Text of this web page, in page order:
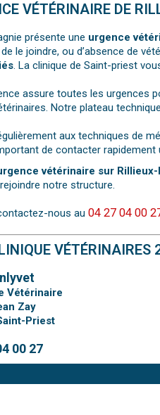
VÉTÉRINAIRE DE
présente une urgence
le joindre, ou d’absence de
. La clinique de Saint-priest
assure toutes les urgences
Notre plateau
aux techniques de
de contacter rapidement
vétérinaire sur Rillieux-
notre structure.
nous au 04 27 04 00
VÉTÉRINAIRES
Vétérinaire
Zay
Priest
00 27